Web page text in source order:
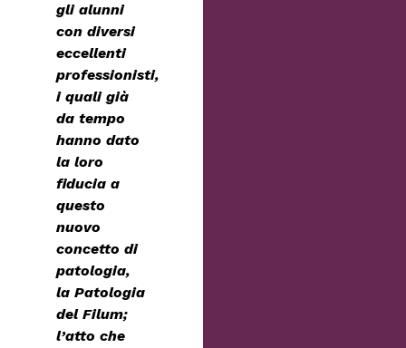
gli alunni
con diversi
eccellenti
professionisti,
i quali già
da tempo
hanno dato
la loro
fiducia a
questo
nuovo
concetto di
patologia,
la Patologia
del Filum;
l’atto che